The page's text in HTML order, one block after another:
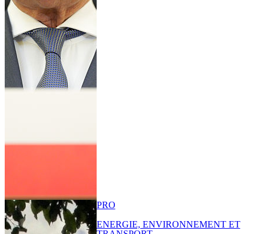
PRO
ENERGIE, ENVIRONNEMENT ET